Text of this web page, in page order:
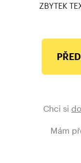
ZBYTEK
Chci si
Mám